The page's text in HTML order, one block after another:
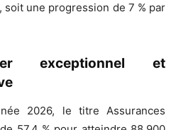
une progression de 7 % par
exceptionnel et
2026, le titre Assurances